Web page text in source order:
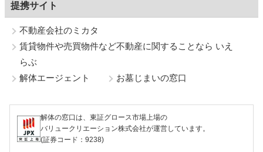
提携サイト
不動産会社のミカタ
賃貸物件や売買物件など不動産に関することなら いえ
らぶ
解体エージェント
お墓じまいの窓口
解体の窓口は、東証グロース市場上場の
バリュークリエーション株式会社が運営しています。
(証券コード：9238)